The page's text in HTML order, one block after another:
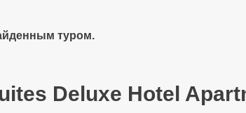
туром.
Deluxe Hotel